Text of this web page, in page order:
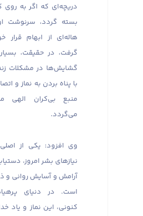
دریچه‌ای که اگر به
بسته گردد، سرنوشت
هاله‌ای از ابهام قرار
گرفت، در حقیقت،
گشایش‌ها در مشکلات
با پناه بردن به نماز و
منبع بی‌کران الهی
می‌گردد.
وی افزود: یکی از
نیازهای بشر امروز،
آرامش و آسایش روانی و
است. در دنیای
کنونی، این نماز و یاد